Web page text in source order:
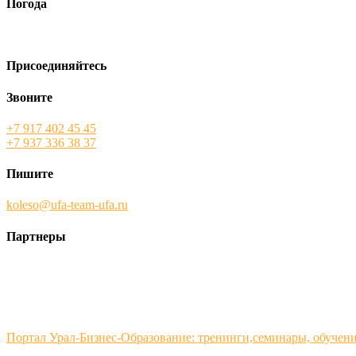
Погода
Присоединяйтесь
Звоните
+7 917 402 45 45
+7 937 336 38 37
Пишите
koleso@ufa-team-ufa.ru
Партнеры
Портал Урал-Бизнес-Образование: тренинги,семинары,